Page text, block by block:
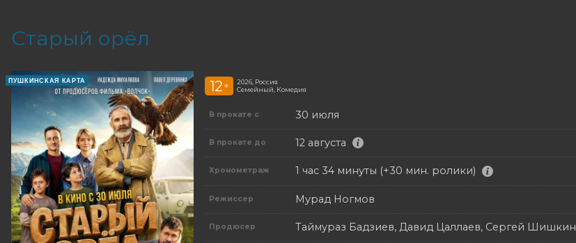
Старый орёл
ПУШКИНСКАЯ КАРТА 12 +
2026, Россия
Семейный, Комедия
В прокате с 30 июля
В прокате до 12 августа
Хронометраж 1 час 34 минуты (+30 мин. ролики)
Режиссер Мурад Ногмов
Продюсер Таймураз Бадзиев, Давид Цаллаев, Сергей Шишкин